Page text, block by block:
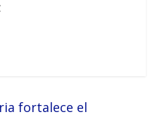
fortalece el